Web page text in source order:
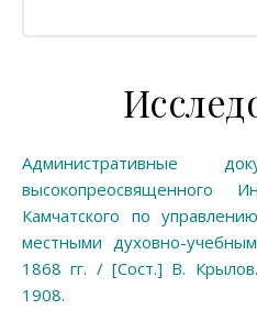
Административные документы и письма
высокопреосвященного
Камчатского по
местными духовно-
1868 гг. / [Сост.] В.
1908.